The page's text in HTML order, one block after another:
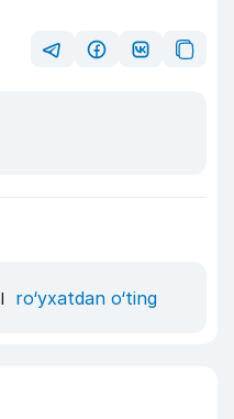
ro‘yxatdan o‘ting